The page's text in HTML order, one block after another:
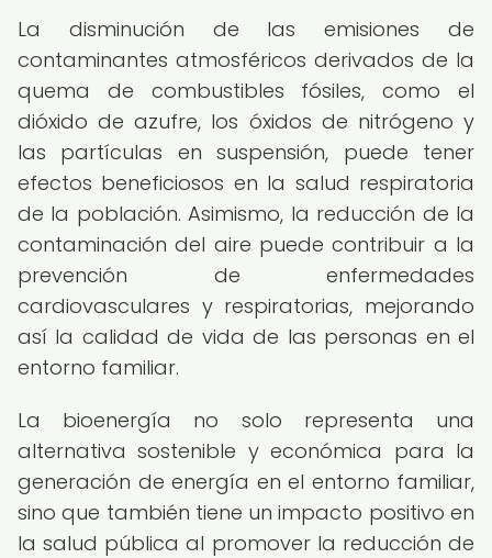
La disminución de las emisiones de
contaminantes atmosféricos derivados de la
quema de combustibles fósiles, como el
dióxido de azufre, los óxidos de nitrógeno y
las partículas en suspensión, puede tener
efectos beneficiosos en la salud respiratoria
de la población. Asimismo, la reducción de la
contaminación del aire puede contribuir a la
prevención de enfermedades
cardiovasculares y respiratorias, mejorando
así la calidad de vida de las personas en el
entorno familiar.
La bioenergía no solo representa una
alternativa sostenible y económica para la
generación de energía en el entorno familiar,
sino que también tiene un impacto positivo en
la salud pública al promover la reducción de